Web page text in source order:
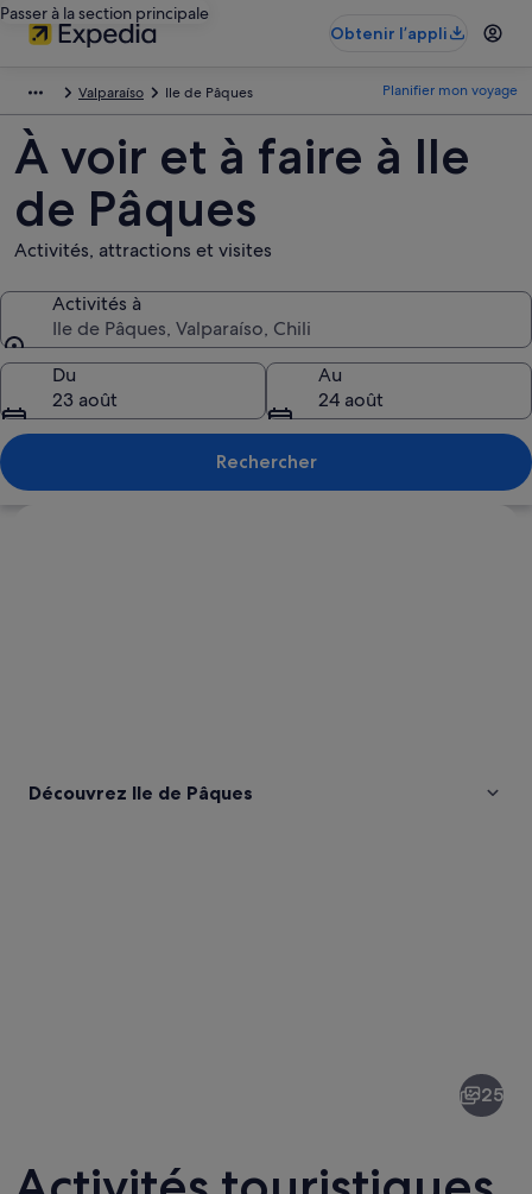
Passer à la section principale
Obtenir l’appli
Valparaíso Ile de Pâques Planifier mon voyage
À voir et à faire à Ile
de Pâques
Activités, attractions et visites
Activités à
Ile de Pâques, Valparaíso, Chili
Activités à
Du
23 août
Au
24 août
Rechercher
Découvrez Ile de Pâques
25